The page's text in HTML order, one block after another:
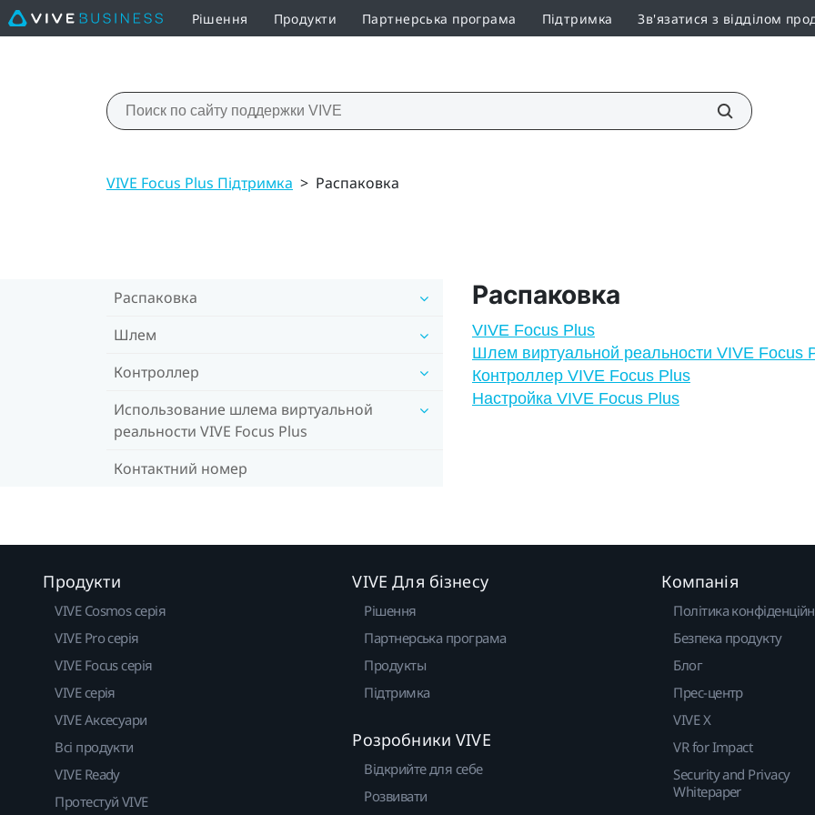
Рішення Продукти Партнерська програма Підтримка Зв'язатися з відділом
VIVE Focus Plus Підтримка > Распаковка
Распаковка
Шлем
Контроллер
Использование шлема виртуальной
реальности VIVE Focus Plus
Контактний номер
Распаковка
VIVE Focus Plus
Шлем виртуальной реальности VIVE Focus
Контроллер VIVE Focus Plus
Настройка VIVE Focus Plus
Продукти
VIVE Cosmos серія
VIVE Pro серія
VIVE Focus серія
VIVE серія
VIVE Аксесуари
Всі продукти
VIVE Ready
Протестуй VIVE
VIVE Для бізнесу
Рішення
Партнерська програма
Продукты
Підтримка
Розробники VIVE
Відкрийте для себе
Розвивати
Компанія
Політика
Безпека продукту
Блог
Прес-центр
VIVE X
VR for Impact
Security and Privacy
Whitepaper